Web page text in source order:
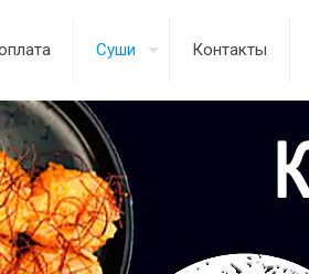
Суши Контакты